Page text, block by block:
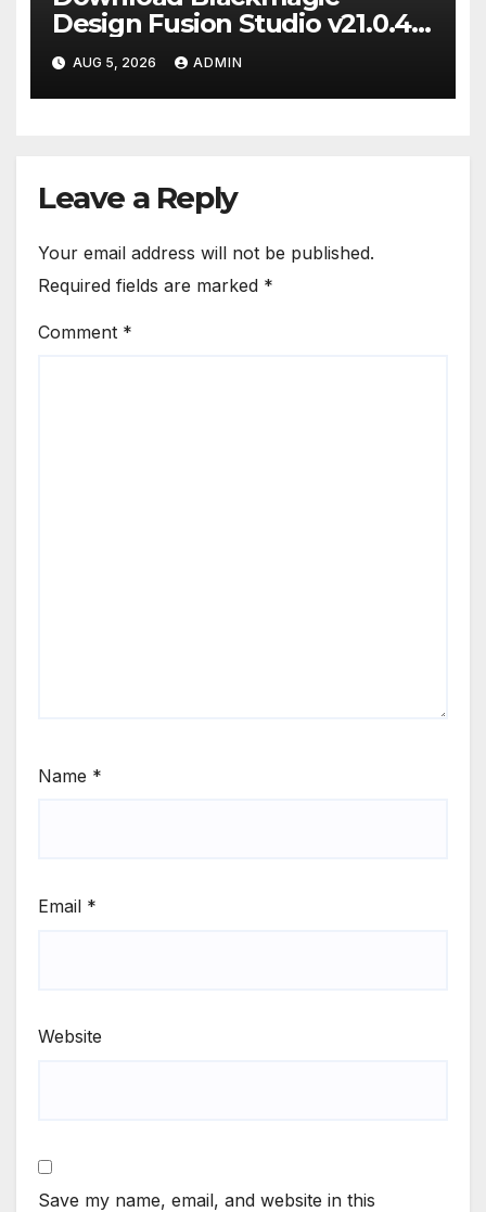
Design Fusion Studio v21.0.4
Full Version [2026]
AUG 5, 2026 ADMIN
Leave a Reply
Your email address will not be published.
Required fields are marked *
Comment *
Name *
Email *
Website
Save my name, email, and website in this